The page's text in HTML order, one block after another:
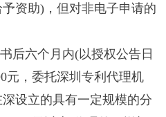
资助)，但对非电子申请的
后六个月内(以授权公告日
元，委托深圳专利代理机
设立的具有一定规模的分